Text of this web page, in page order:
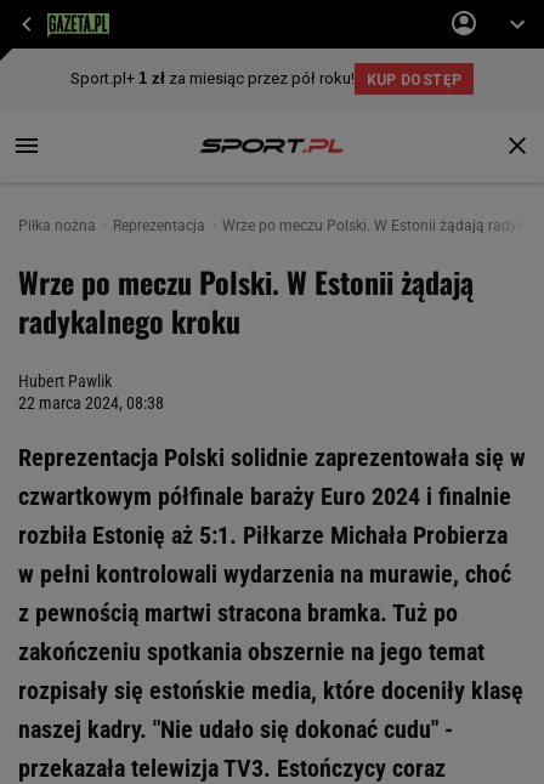
Piłka nożna Reprezentacja Wrze po meczu Polski. W Estonii żądają
Wrze po meczu Polski. W Estonii żądają
radykalnego kroku
Hubert Pawlik
22 marca 2024, 08:38
Reprezentacja Polski solidnie zaprezentowała się w
czwartkowym półfinale baraży Euro 2024 i finalnie
rozbiła Estonię aż 5:1. Piłkarze Michała Probierza
w pełni kontrolowali wydarzenia na murawie, choć
z pewnością martwi stracona bramka. Tuż po
zakończeniu spotkania obszernie na jego temat
rozpisały się estońskie media, które doceniły klasę
naszej kadry. "Nie udało się dokonać cudu" -
przekazała telewizja TV3. Estończycy coraz